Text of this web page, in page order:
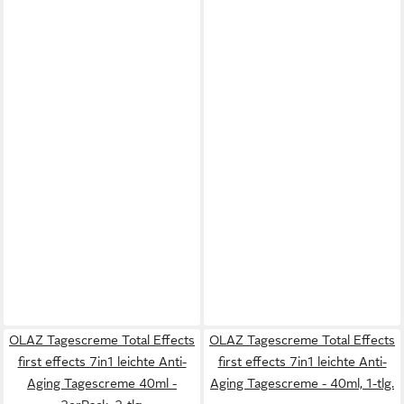
OLAZ Tagescreme Total Effects
first effects 7in1 leichte Anti-
Aging Tagescreme 40ml -
OLAZ Tagescreme Total Effects
first effects 7in1 leichte Anti-
Aging Tagescreme - 40ml, 1-tlg.